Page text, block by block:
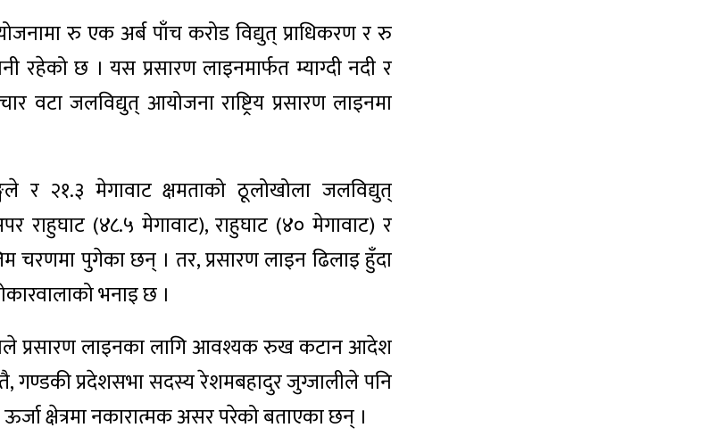
रु एक अर्ब पाँच करोड विद्युत् प्राधिकरण र रु
छ । यस प्रसारण लाइनमार्फत म्याग्दी नदी र
वटा जलविद्युत् आयोजना राष्ट्रिय प्रसारण लाइनमा
र २१.३ मेगावाट क्षमताको ठूलोखोला जलविद्युत्
(४८.५ मेगावाट), राहुघाट (४० मेगावाट) र
चरणमा पुगेका छन् । तर, प्रसारण लाइन ढिलाइ हुँदा
भनाइ छ ।
प्रसारण लाइनका लागि आवश्यक रुख कटान आदेश
गण्डकी प्रदेशसभा सदस्य रेशमबहादुर जुग्जालीले पनि
क्षेत्रमा नकारात्मक असर परेको बताएका छन् ।